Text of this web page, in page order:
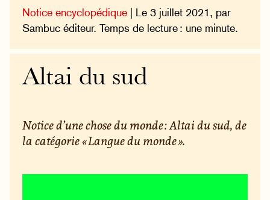
Notice encyclopédique | Le 3 juillet 2021, par
Sambuc éditeur. Temps de lecture : une minute.
Altai du sud
Notice d’une chose du monde : Altai du sud, de
la catégorie « Langue du monde ».